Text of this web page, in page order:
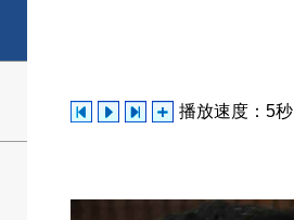
播放速度： 5秒